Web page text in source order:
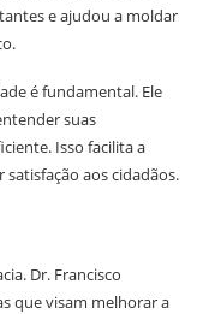
e ajudou a moldar
é fundamental. Ele
suas
Isso facilita a
aos cidadãos.
Dr. Francisco
que visam melhorar a